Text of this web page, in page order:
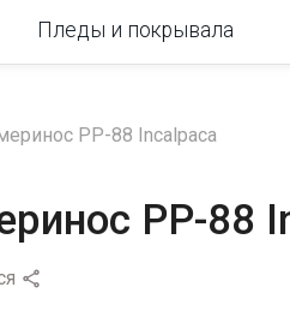
Пледы и покрывала
PP-88 Incalpaca
PP-88
